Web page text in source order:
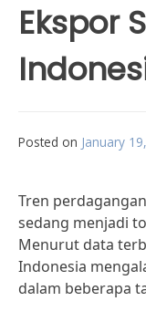
Ekspor
Posted on January
Tren
sedang menjadi
Menurut data
Indonesia
dalam beberapa